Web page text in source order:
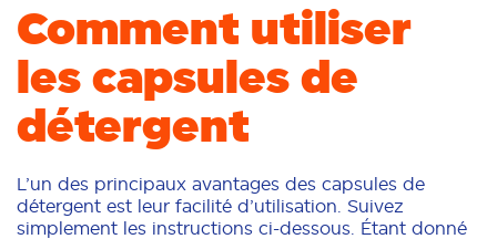
Comment utiliser
les capsules de
détergent
L’un des principaux avantages des capsules de
détergent est leur facilité d’utilisation. Suivez
simplement les instructions ci-dessous. Étant donné